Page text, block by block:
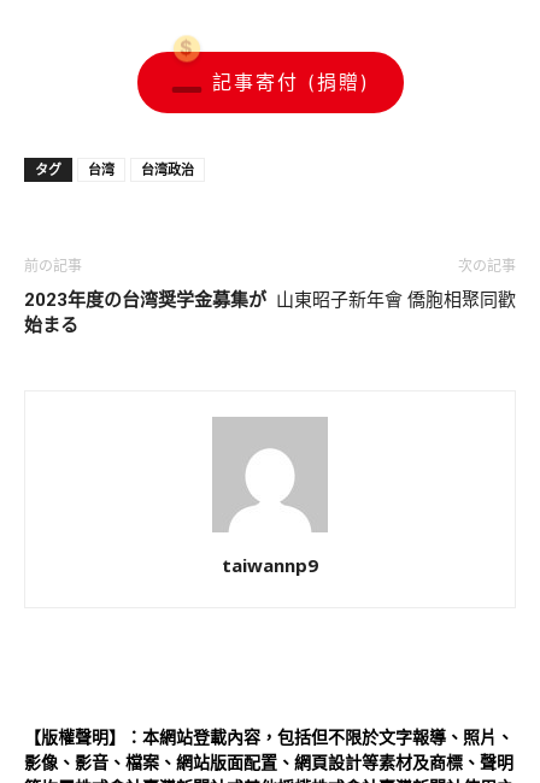
記事寄付 (捐贈)
タグ 台湾 台湾政治
前の記事
2023年度の台湾奨学金募集が
始まる
次の記事
山東昭子新年會 僑胞相聚同歡
taiwannp9
【版權聲明】：本網站登載內容，包括但不限於文字報導、照片、
影像、影音、檔案、網站版面配置、網頁設計等素材及商標、聲明